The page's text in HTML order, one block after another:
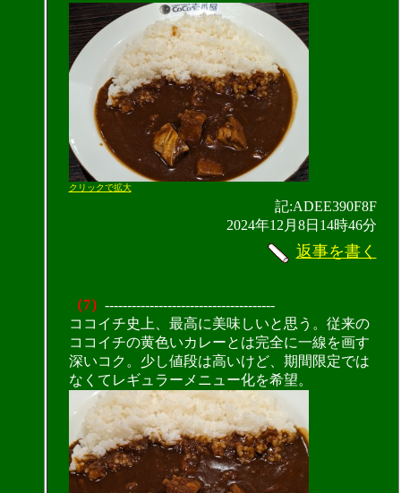
クリックで拡大
記:ADEE390F8F
2024年12月8日14時46分
返事を書く
（7） --------------------------------------
ココイチ史上、最高に美味しいと思う。従来の
ココイチの黄色いカレーとは完全に一線を画す
深いコク。少し値段は高いけど、期間限定では
なくてレギュラーメニュー化を希望。